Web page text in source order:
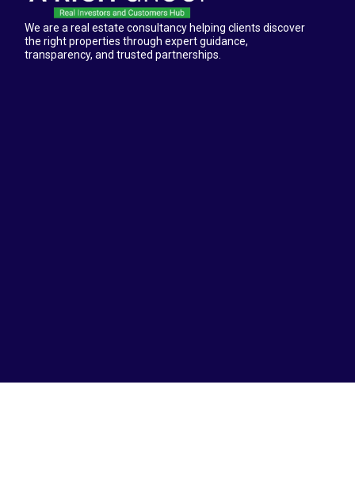
We are a real estate consultancy helping clients discover
the right properties through expert guidance,
transparency, and trusted partnerships.